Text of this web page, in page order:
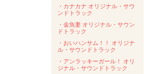
・カナカナ オリジナル・サウ
ンドトラック
・金魚妻 オリジナル・サウン
ドトラック
・おいハンサム！！ オリジナ
ル・サウンドトラック
・アンラッキーガール！ オリ
ジナル・サウンドトラック